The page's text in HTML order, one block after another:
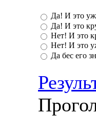
Да! И это
Да! И это
Нет! И это
Нет! И это
Да бес его